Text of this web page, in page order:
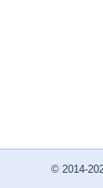
© 2014-